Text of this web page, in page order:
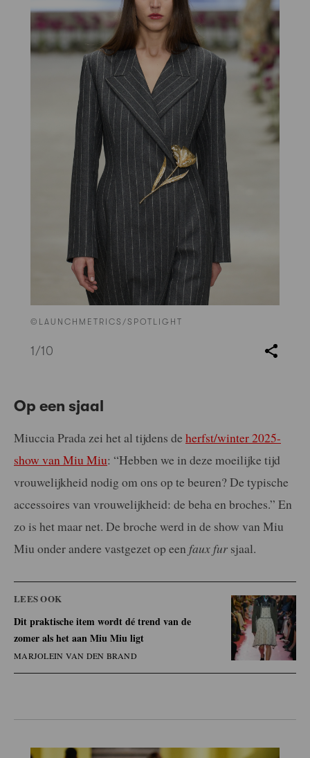
©LAUNCHMETRICS/SPOTLIGHT
1/10
Op een sjaal
Miuccia Prada zei het al tijdens de herfst/winter 2025-
show van Miu Miu: “Hebben we in deze moeilijke tijd
vrouwelijkheid nodig om ons op te beuren? De typische
accessoires van vrouwelijkheid: de beha en broches.” En
zo is het maar net. De broche werd in de show van Miu
Miu onder andere vastgezet op een faux fur sjaal.
LEES OOK
Dit praktische item wordt dé trend van de
zomer als het aan Miu Miu ligt
MARJOLEIN VAN DEN BRAND